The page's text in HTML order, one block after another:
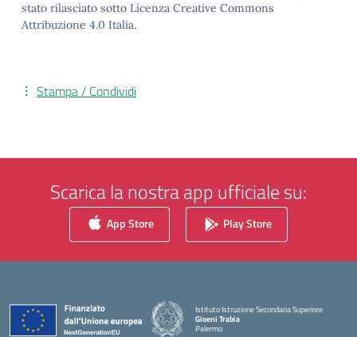
stato rilasciato sotto Licenza Creative Commons
Attribuzione 4.0 Italia.
Stampa / Condividi
Scarica la nostra app ufficiale su:
App Store Play Store
Istituto Istruzione Secondaria Superiore
Gioeni Trabia
Palermo